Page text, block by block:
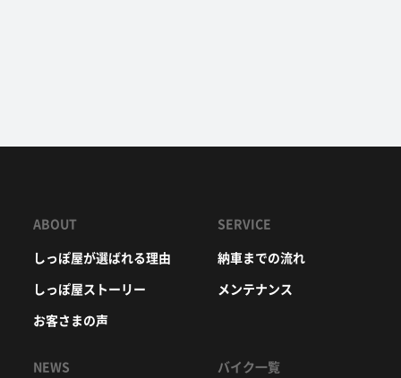
ABOUT
しっぽ屋が選ばれる理由
しっぽ屋ストーリー
お客さまの声
NEWS
SERVICE
納車までの流れ
メンテナンス
バイク一覧